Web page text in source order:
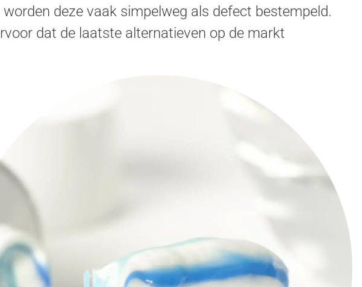
worden deze vaak simpelweg als defect bestempeld.
dat de laatste alternatieven op de markt